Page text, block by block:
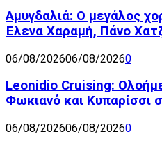
Αμυγδαλιά: Ο μεγάλος
Έλενα Χαραμή, Πάνο
06/08/202606/08/20260
Leonidio Cruising:
Φωκιανό και Κυπαρίσσι
06/08/202606/08/20260